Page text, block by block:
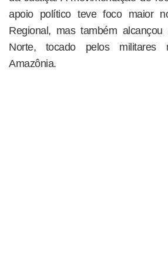
apoio político teve foco maior
Regional, mas também
Norte, tocado pelos militares
Amazônia.